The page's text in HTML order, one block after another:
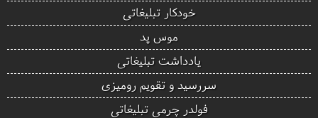
خودکار تبلیغاتی
موس پد
یادداشت تبلیغاتی
سررسید و تقویم رومیزی
فولدر چرمی تبلیغاتی